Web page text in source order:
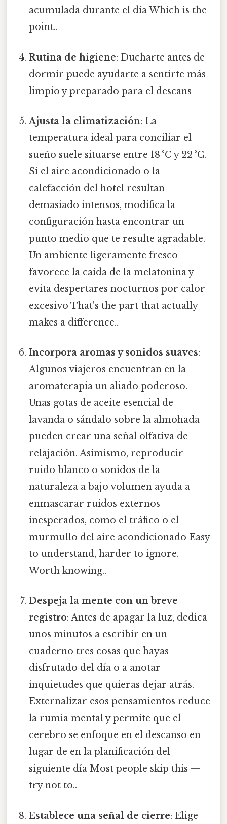
acumulada durante el día Which is the
point..
Rutina de higiene: Ducharte antes de
dormir puede ayudarte a sentirte más
limpio y preparado para el descans
Ajusta la climatización: La
temperatura ideal para conciliar el
sueño suele situarse entre 18 °C y 22 °C.
Si el aire acondicionado o la
calefacción del hotel resultan
demasiado intensos, modifica la
configuración hasta encontrar un
punto medio que te resulte agradable.
Un ambiente ligeramente fresco
favorece la caída de la melatonina y
evita despertares nocturnos por calor
excesivo That's the part that actually
makes a difference..
Incorpora aromas y sonidos suaves:
Algunos viajeros encuentran en la
aromaterapia un aliado poderoso.
Unas gotas de aceite esencial de
lavanda o sándalo sobre la almohada
pueden crear una señal olfativa de
relajación. Asimismo, reproducir
ruido blanco o sonidos de la
naturaleza a bajo volumen ayuda a
enmascarar ruidos externos
inesperados, como el tráfico o el
murmullo del aire acondicionado Easy
to understand, harder to ignore.
Worth knowing..
Despeja la mente con un breve
registro: Antes de apagar la luz, dedica
unos minutos a escribir en un
cuaderno tres cosas que hayas
disfrutado del día o a anotar
inquietudes que quieras dejar atrás.
Externalizar esos pensamientos reduce
la rumia mental y permite que el
cerebro se enfoque en el descanso en
lugar de en la planificación del
siguiente día Most people skip this —
try not to..
Establece una señal de cierre: Elige